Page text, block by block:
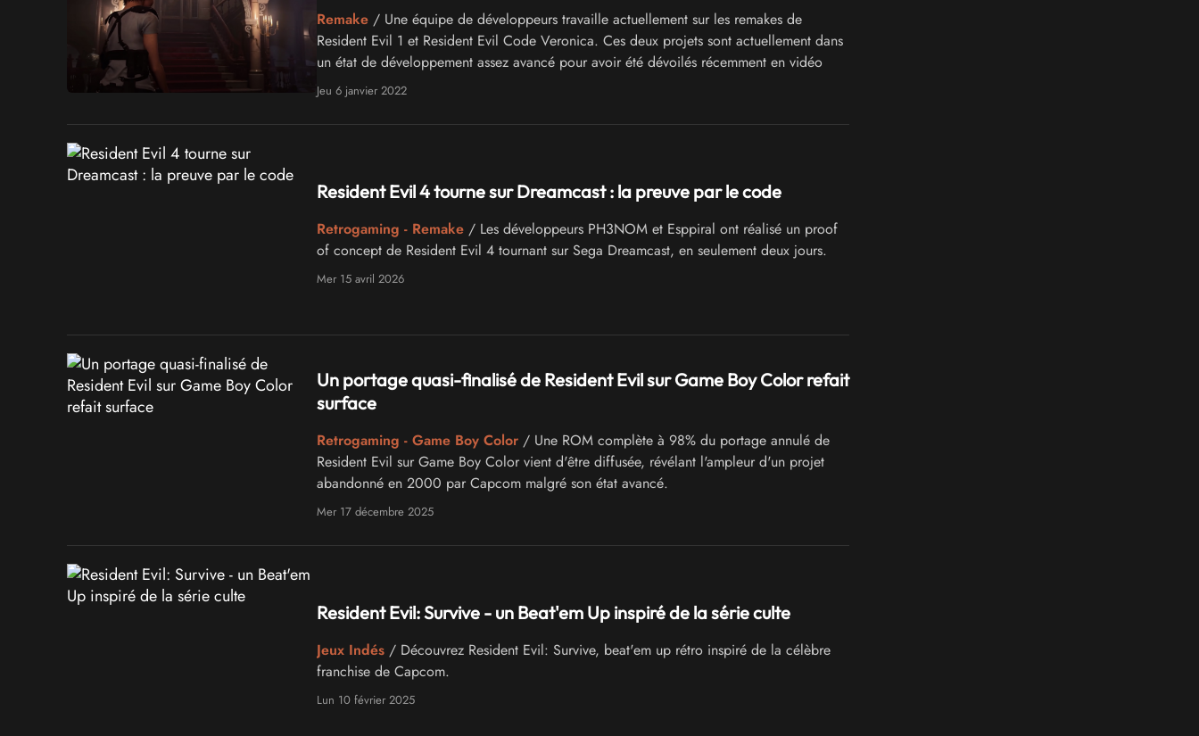
Remake/ Une équipe de développeurs travaille actuellement sur les remakes de
Resident Evil 1 et Resident Evil Code Veronica. Ces deux projets sont actuellement dans
un état de développement assez avancé pour avoir été dévoilés récemment en vidéo
Jeu 6 janvier 2022
Resident Evil 4 tourne sur Dreamcast : la preuve par le code
Retrogaming - Remake/ Les développeurs PH3NOM et Esppiral ont réalisé un proof
of concept de Resident Evil 4 tournant sur Sega Dreamcast, en seulement deux jours.
Mer 15 avril 2026
Un portage quasi-finalisé de Resident Evil sur Game Boy Color refait
surface
Retrogaming - Game Boy Color/ Une ROM complète à 98% du portage annulé de
Resident Evil sur Game Boy Color vient d'être diffusée, révélant l'ampleur d'un projet
abandonné en 2000 par Capcom malgré son état avancé.
Mer 17 décembre 2025
Resident Evil: Survive - un Beat'em Up inspiré de la série culte
Jeux Indés/ Découvrez Resident Evil: Survive, beat'em up rétro inspiré de la célèbre
franchise de Capcom.
Lun 10 février 2025